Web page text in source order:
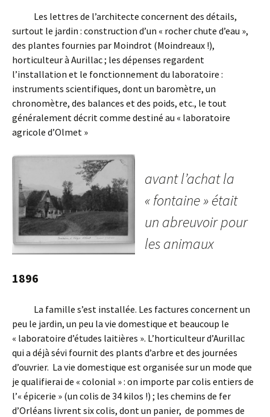
Les lettres de l’architecte concernent des détails,
surtout le jardin : construction d’un « rocher chute d’eau »,
des plantes fournies par Moindrot (Moindreaux !),
horticulteur à Aurillac ; les dépenses regardent
l’installation et le fonctionnement du laboratoire :
instruments scientifiques, dont un baromètre, un
chronomètre, des balances et des poids, etc., le tout
généralement décrit comme destiné au « laboratoire
agricole d’Olmet »
avant l’achat la
« fontaine » était
un abreuvoir pour
les animaux
1896
La famille s’est installée. Les factures concernent un
peu le jardin, un peu la vie domestique et beaucoup le
« laboratoire d’études laitières ». L’horticulteur d’Aurillac
qui a déjà sévi fournit des plants d’arbre et des journées
d’ouvrier. La vie domestique est organisée sur un mode que
je qualifierai de « colonial » : on importe par colis entiers de
l’« épicerie » (un colis de 34 kilos !) ; les chemins de fer
d’Orléans livrent six colis, dont un panier, de pommes de